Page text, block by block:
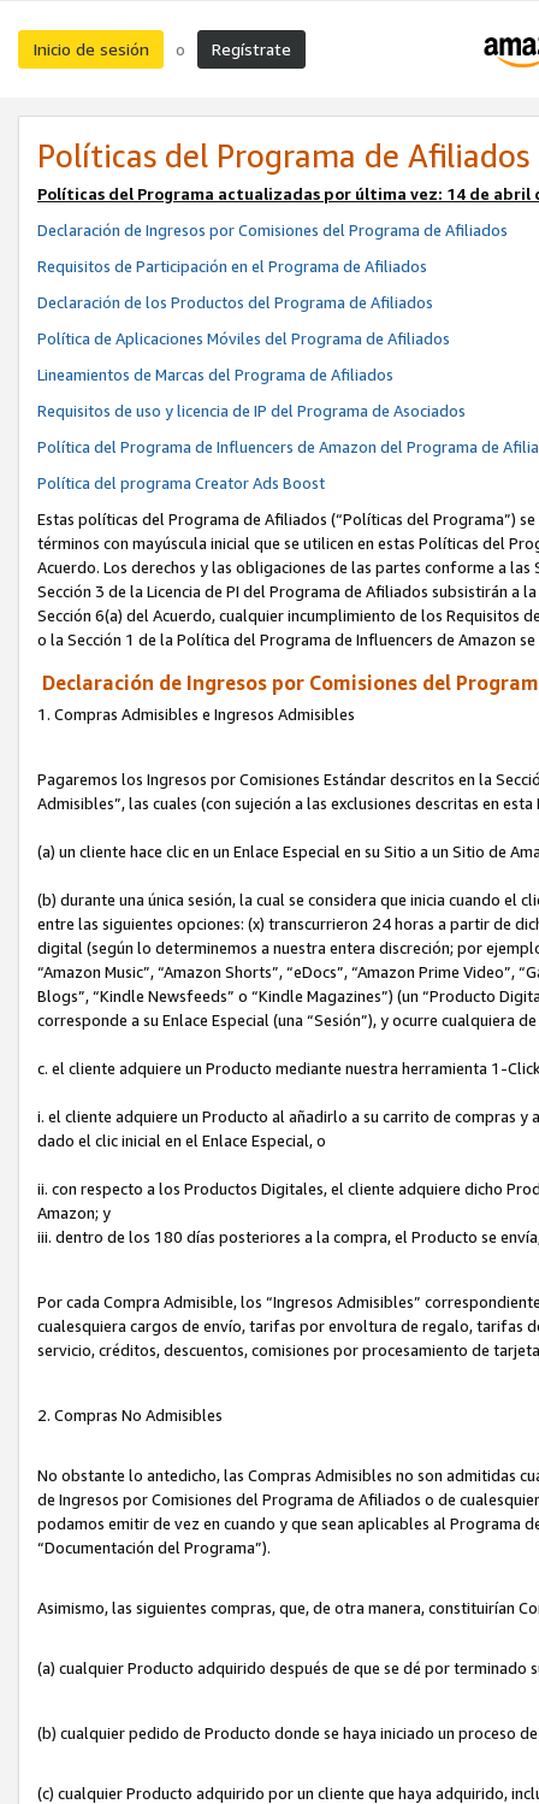
Inicio de sesión o Regístrate
Políticas del Programa de Afiliados
Políticas del Programa actualizadas por última vez: 14 de abril
Declaración de Ingresos por Comisiones del Programa de Afiliados
Requisitos de Participación en el Programa de Afiliados
Declaración de los Productos del Programa de Afiliados
Política de Aplicaciones Móviles del Programa de Afiliados
Lineamientos de Marcas del Programa de Afiliados
Requisitos de uso y licencia de IP del Programa de Asociados
Política del Programa de Influencers de Amazon del Programa de
Política del programa Creator Ads Boost
Estas políticas del Programa de Afiliados (“Políticas del Programa”)
términos con mayúscula inicial que se utilicen en estas Políticas del
Acuerdo. Los derechos y las obligaciones de las partes conforme a
Sección 3 de la Licencia de PI del Programa de Afiliados subsistirán
Sección 6(a) del Acuerdo, cualquier incumplimiento de los Requisitos
o la Sección 1 de la Política del Programa de Influencers de Amazon
Declaración de Ingresos por Comisiones del
1. Compras Admisibles e Ingresos Admisibles
Pagaremos los Ingresos por Comisiones Estándar descritos en la
Admisibles”, las cuales (con sujeción a las exclusiones descritas en
(a) un cliente hace clic en un Enlace Especial en su Sitio a un Sitio de
(b) durante una única sesión, la cual se considera que inicia cuando el
entre las siguientes opciones: (x) transcurrieron 24 horas a partir de
digital (según lo determinemos a nuestra entera discreción; por
“Amazon Music”, “Amazon Shorts”, “eDocs”, “Amazon Prime Video”,
Blogs”, “Kindle Newsfeeds” o “Kindle Magazines”) (un “Producto
corresponde a su Enlace Especial (una “Sesión”), y ocurre cualquiera
c. el cliente adquiere un Producto mediante nuestra herramienta 1-
i. el cliente adquiere un Producto al añadirlo a su carrito de compras
dado el clic inicial en el Enlace Especial, o
ii. con respecto a los Productos Digitales, el cliente adquiere dicho
Amazon; y
iii. dentro de los 180 días posteriores a la compra, el Producto se
Por cada Compra Admisible, los “Ingresos Admisibles”
cualesquiera cargos de envío, tarifas por envoltura de regalo, tarifas
servicio, créditos, descuentos, comisiones por procesamiento de
2. Compras No Admisibles
No obstante lo antedicho, las Compras Admisibles no son admitidas
de Ingresos por Comisiones del Programa de Afiliados o de
podamos emitir de vez en cuando y que sean aplicables al Programa
“Documentación del Programa”).
Asimismo, las siguientes compras, que, de otra manera, constituirían
(a) cualquier Producto adquirido después de que se dé por terminado
(b) cualquier pedido de Producto donde se haya iniciado un proceso
(c) cualquier Producto adquirido por un cliente que haya adquirido,